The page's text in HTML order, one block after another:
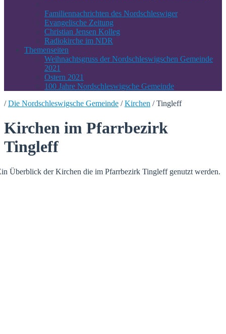
Familiennachrichten des Nordschleswiger
Evangelische Zeitung
Christian Jensen Kolleg
Radiokirche im NDR
Themenseiten
Weihnachtsgruss der Nordschleswigschen Gemeinde
2021
Ostern 2021
100 Jahre Nordschleswigsche Gemeinde
/ Die Nordschleswigsche Gemeinde / Kirchen /Tingleff
Kirchen im Pfarrbezirk
Tingleff
Überblick der Kirchen die im Pfarrbezirk Tingleff genutzt werden.